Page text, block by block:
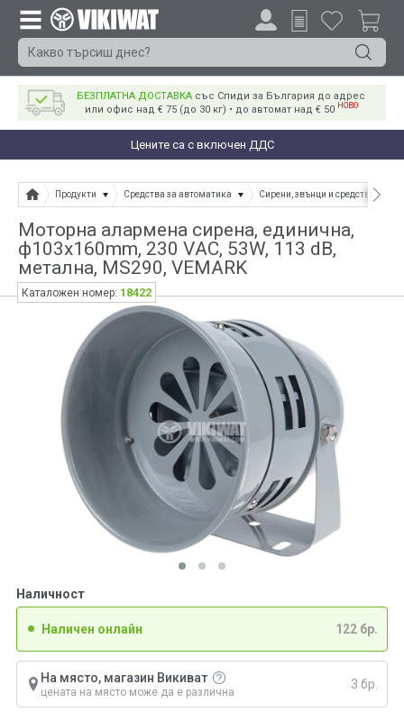
БЕЗПЛАТНА ДОСТАВКА със Спиди за България до адрес
или офис над € 75 (до 30 кг) • до автомат над € 50 НОВО
Цените са с включен ДДС
Продукти Средства за автоматика Сирени, звънци и средства за
Mоторна алармена сирена, единична,
ф103x160mm, 230 VАC, 53W, 113 dB,
метална, MS290, VEMARK
Наличност
Наличен онлайн 122 бр.
На място, магазин Викиват
цената на място може да е различна
3 бр.
Каталожен номер: 18422